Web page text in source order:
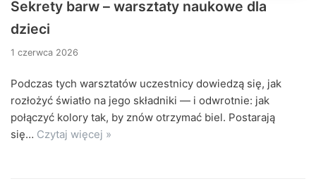
Sekrety barw – warsztaty naukowe dla
dzieci
1 czerwca 2026
Podczas tych warsztatów uczestnicy dowiedzą się, jak
rozłożyć światło na jego składniki — i odwrotnie: jak
połączyć kolory tak, by znów otrzymać biel. Postarają
się… Czytaj więcej »